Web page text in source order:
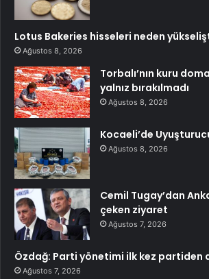
Lotus Bakeries hisseleri neden
Ağustos 8, 2026
Torbalı’nın kuru
yalnız bırakılmadı
Ağustos 8, 2026
Kocaeli’de
Ağustos 8, 2026
Cemil Tugay’dan
çeken ziyaret
Ağustos 7, 2026
Özdağ: Parti yönetimi ilk kez partiden
Ağustos 7, 2026